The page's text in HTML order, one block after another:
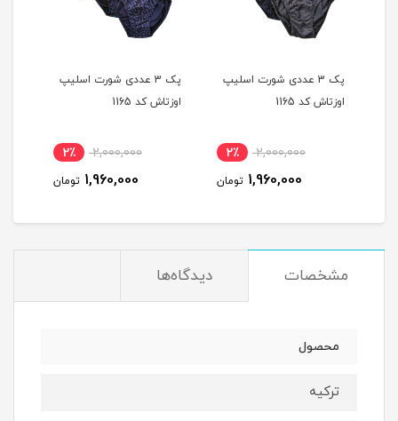
پک 3 عددی شورت اسلیپ
اوزتاش کد 1165
2,000,000 2٪
1,960,000 تومان
پک 3 عددی شورت اسلیپ
اوزتاش کد 1165
2,000,000 2٪
1,960,000 تومان
مشخصات دیدگاه‌ها
محصول
ترکیه